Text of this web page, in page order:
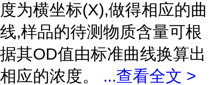
度为横坐标(X),做得相应的曲
线,样品的待测物质含量可根
据其OD值由标准曲线换算出
相应的浓度。 ...查看全文 >